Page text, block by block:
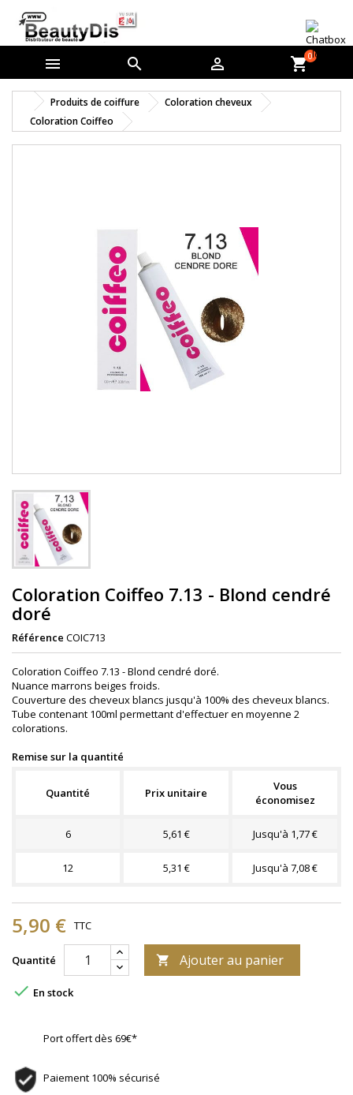
   shopping_cart0
Produits de coiffure
Coloration cheveux
Coloration Coiffeo
Coloration Coiffeo 7.13 - Blond cendré
doré
Référence COIC713
Coloration Coiffeo 7.13 - Blond cendré doré.
Nuance marrons beiges froids.
Couverture des cheveux blancs jusqu'à 100% des cheveux blancs.
Tube contenant 100ml permettant d'effectuer en moyenne 2
colorations.
Remise sur la quantité
Quantité Prix unitaire
Vous
économisez
6 5,61 € Jusqu'à 1,77 €
12 5,31 € Jusqu'à 7,08 €
5,90 € TTC
Quantité  Ajouter au panier
 En stock
Port offert dès 69€*
Paiement 100% sécurisé